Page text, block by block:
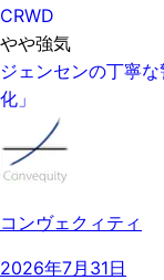
CRWD
やや強気
ジェンセンの丁寧
化」
コンヴェクィティ
2026年7月31日